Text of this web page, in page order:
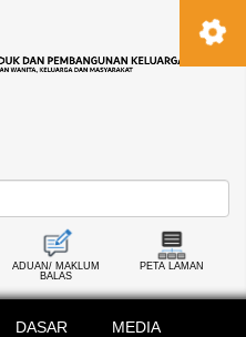
ADUAN/ MAKLUM
BALAS
PETA LAMAN
DASAR MEDIA